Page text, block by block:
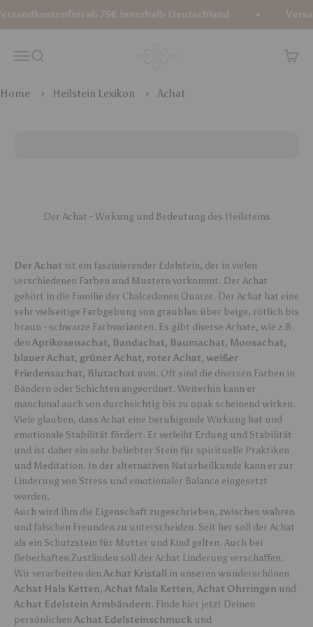
ab 75€ innerhalb Deutschland
MenüSuche
Home Heilstein Lexikon Achat
Der Achat - Wirkung und Bedeutung des Heilsteins
Der Achat ist ein faszinierender Edelstein, der in vielen
verschiedenen Farben und Mustern vorkommt. Der Achat
gehört in die Familie der Chalcedonen Quarze. Der Achat hat eine
sehr vielseitige Farbgebung von graublau über beige, rötlich bis
braun - schwarze Farbvarianten. Es gibt diverse Achate, wie z.B.
den Aprikosenachat, Bandachat, Baumachat, Moosachat,
blauer Achat, grüner Achat, roter Achat, weißer
Friedensachat, Blutachat uvm. Oft sind die diversen Farben in
Bändern oder Schichten angeordnet. Weiterhin kann er
manchmal auch von durchsichtig bis zu opak scheinend wirken.
Viele glauben, dass Achat eine beruhigende Wirkung hat und
emotionale Stabilität fördert. Er verleiht Erdung und Stabilität
und ist daher ein sehr beliebter Stein für spirituelle Praktiken
und Meditation. In der alternativen Naturheilkunde kann er zur
Linderung von Stress und emotionaler Balance eingesetzt
werden.
Auch wird ihm die Eigenschaft zugeschrieben, zwischen wahren
und falschen Freunden zu unterscheiden. Seit her soll der Achat
als ein Schutzstein für Mutter und Kind gelten. Auch bei
fieberhaften Zuständen soll der Achat Linderung verschaffen.
Wir verarbeiten den Achat Kristall in unseren wunderschönen
Achat Hals Ketten, Achat Mala Ketten, Achat Ohrringen und
Achat Edelstein Armbändern. Finde hier jetzt Deinen
persönlichen Achat Edelsteinschmuck und